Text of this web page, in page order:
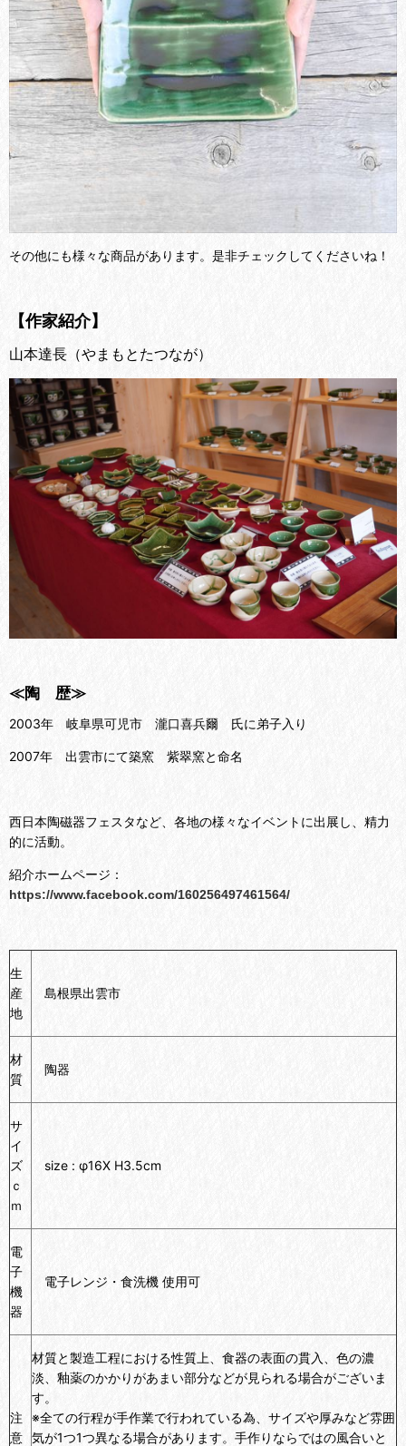
その他にも様々な商品があります。是非チェックしてくださいね！
【作家紹介】
山本達長（やまもとたつなが）
≪陶 歴≫
2003年 岐阜県可児市 瀧口喜兵爾 氏に弟子入り
2007年 出雲市にて築窯 紫翠窯と命名
西日本陶磁器フェスタなど、各地の様々なイベントに出展し、精力
的に活動。
紹介ホームページ：
https://www.facebook.com/160256497461564/
生
産
地
島根県出雲市
材
質
陶器
サ
イ
ズ
ｃ
ｍ
size : φ16X H3.5cm
電
子
機
器
電子レンジ・食洗機 使用可
注
意
材質と製造工程における性質上、食器の表面の貫入、色の濃
淡、釉薬のかかりがあまい部分などが見られる場合がございま
す。
※全ての行程が手作業で行われている為、サイズや厚みなど雰囲
気が1つ1つ異なる場合があります。手作りならではの風合いと